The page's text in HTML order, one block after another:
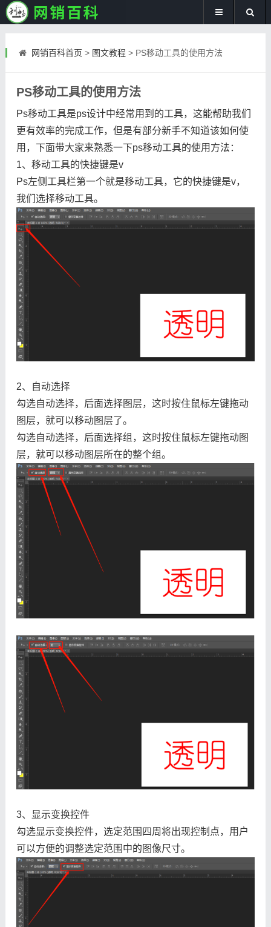
网销百科首页 > 图文教程 >PS移动工具的使用方法
PS移动工具的使用方法
Ps移动工具是ps设计中经常用到的工具，这能帮助我们
更有效率的完成工作，但是有部分新手不知道该如何使
用，下面带大家来熟悉一下ps移动工具的使用方法：
1、移动工具的快捷键是v
Ps左侧工具栏第一个就是移动工具，它的快捷键是v，
我们选择移动工具。
2、自动选择
勾选自动选择，后面选择图层，这时按住鼠标左键拖动
图层，就可以移动图层了。
勾选自动选择，后面选择组，这时按住鼠标左键拖动图
层，就可以移动图层所在的整个组。
3、显示变换控件
勾选显示变换控件，选定范围四周将出现控制点，用户
可以方便的调整选定范围中的图像尺寸。